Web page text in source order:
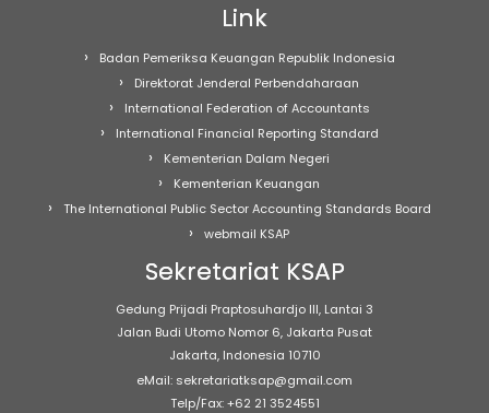
Link
Badan Pemeriksa Keuangan Republik Indonesia
Direktorat Jenderal Perbendaharaan
International Federation of Accountants
International Financial Reporting Standard
Kementerian Dalam Negeri
Kementerian Keuangan
The International Public Sector Accounting Standards Board
webmail KSAP
Sekretariat KSAP
Gedung Prijadi Praptosuhardjo III, Lantai 3
Jalan Budi Utomo Nomor 6, Jakarta Pusat
Jakarta, Indonesia 10710
eMail: sekretariatksap@gmail.com
Telp/Fax: +62 21 3524551